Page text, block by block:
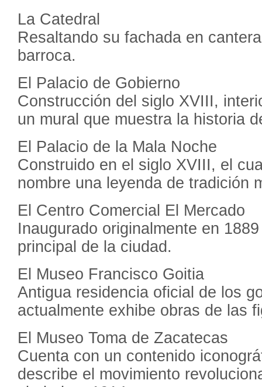
La Catedral
Resaltando su fachada en
barroca.
El Palacio de Gobierno
Construcción del siglo XVIII,
un mural que muestra la historia
El Palacio de la Mala Noche
Construido en el siglo XVIII, el
nombre una leyenda de tradición
El Centro Comercial El Mercado
Inaugurado originalmente en
principal de la ciudad.
El Museo Francisco Goitia
Antigua residencia oficial de los
actualmente exhibe obras de las
El Museo Toma de Zacatecas
Cuenta con un contenido
describe el movimiento